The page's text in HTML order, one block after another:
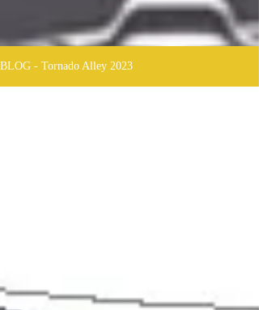
BLOG - Tornado Alley 2023